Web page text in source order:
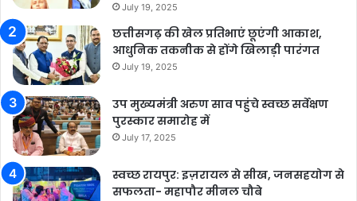
July 19, 2025
छत्तीसगढ़ की खेल प्रतिभाएं छूएंगी आकाश,
आधुनिक तकनीक से होंगे खिलाड़ी पारंगत
July 19, 2025
उप मुख्यमंत्री अरुण साव पहुंचे स्वच्छ सर्वेक्षण
पुरस्कार समारोह में
July 17, 2025
स्वच्छ रायपुर: इज़रायल से सीख, जनसहयोग से
सफलता- महापौर मीनल चौबे